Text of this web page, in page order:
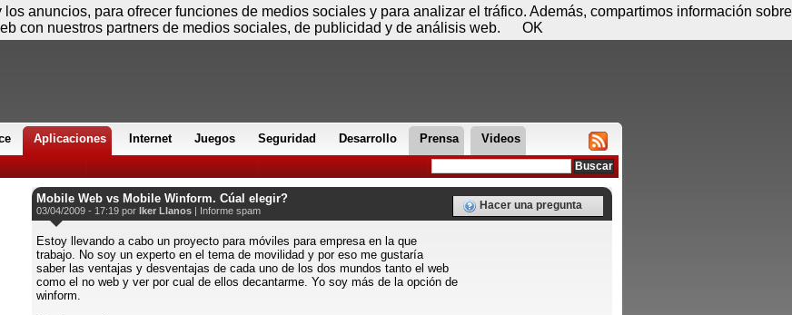
Aplicaciones Internet Juegos Seguridad Desarrollo Prensa Videos
Mobile Web vs Mobile Winform. Cúal elegir?
03/04/2009 - 17:19 por Iker Llanos | Informe spam Hacer una pregunta
Estoy llevando a cabo un proyecto para móviles para empresa en la que
trabajo. No soy un experto en el tema de movilidad y por eso me gustaría
saber las ventajas y desventajas de cada uno de los dos mundos tanto el web
como el no web y ver por cual de ellos decantarme. Yo soy más de la opción de
winform.
Sábado 08 de agosto - 15:43 Registrar Conectar
anuncios, para ofrecer funciones de medios sociales y para analizar el tráfico. Además, compartimos información sobre
con nuestros partners de medios sociales, de publicidad y de análisis web.
OK